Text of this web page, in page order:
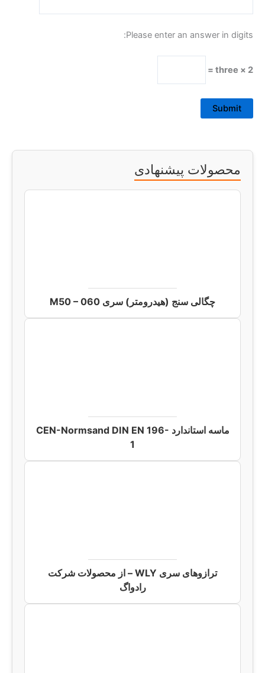
Please enter an answer in digits:
2 × three =
محصولات پیشنهادی
چگالی سنج (هیدرومتر) سری M50 – 060
ماسه استاندارد CEN-Normsand DIN EN 196-
1
ترازوهای سری WLY – از محصولات شرکت
رادواگ